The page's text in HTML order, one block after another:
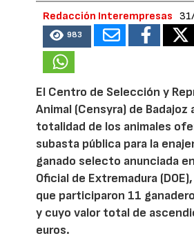
Redacción Interempresas
983
El Centro de Selección y
Animal (Censyra) de Badajoz
totalidad de los animales
subasta pública para la
ganado selecto anunciada
Oficial de Extremadura
que participaron 11
y cuyo valor total de
euros.